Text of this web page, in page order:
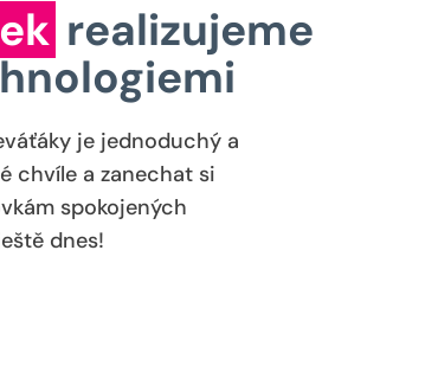
realizujeme
je jednoduchý a
chvíle a zanechat si
spokojených
dnes!